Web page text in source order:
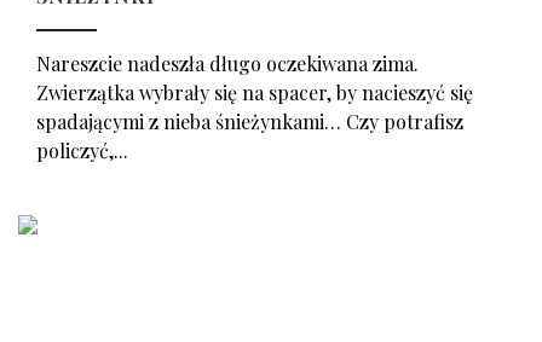
Nareszcie nadeszła długo oczekiwana zima.
Zwierzątka wybrały się na spacer, by nacieszyć się
spadającymi z nieba śnieżynkami… Czy potrafisz
policzyć,...